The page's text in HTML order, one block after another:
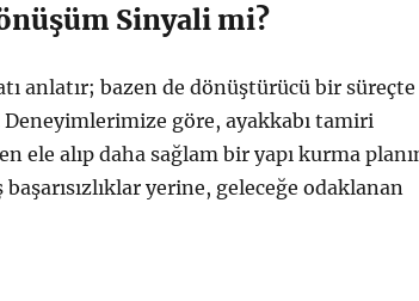
Sinyali mi?
anlatır; bazen de dönüştürücü bir süreçte
göre, ayakkabı tamiri
ele alıp daha sağlam bir yapı kurma
yerine, geleceğe odaklanan